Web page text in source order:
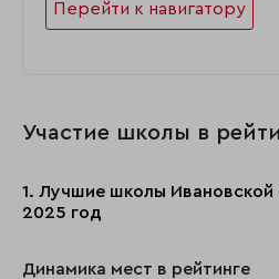
Перейти к навигатору
Участие школы в
1. Лучшие школы
2025 год
Динамика мест в рейтинге